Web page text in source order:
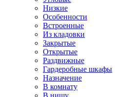
Низкие
Особенности
Встроенные
Из кладовки
Закрытые
Открытые
Раздвижные
Гардеробные шкафы
Назначение
В комнату
В нишу